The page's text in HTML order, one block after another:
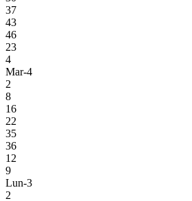
37
43
46
23
4
Mar-4
2
8
16
22
35
36
12
9
Lun-3
2